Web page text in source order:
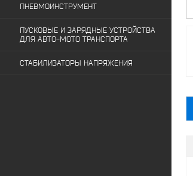
ПНЕВМОИНСТРУМЕНТ
ПУСКОВЫЕ И ЗАРЯДНЫЕ УСТРОЙСТВА
ДЛЯ АВТО-МОТО ТРАНСПОРТА
СТАБИЛИЗАТОРЫ НАПРЯЖЕНИЯ